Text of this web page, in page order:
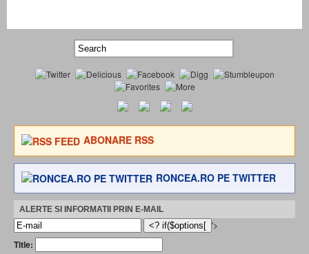
ABONARE RSS
RONCEA.RO PE TWITTER
ALERTE SI INFORMATII PRIN E-MAIL
'>
Title: